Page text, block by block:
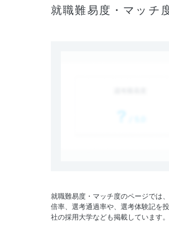
就職難易度・マッチ
就職難易度・マッチ度のページでは
倍率、選考通過率や、選考体験記を
社の採用大学なども掲載しています